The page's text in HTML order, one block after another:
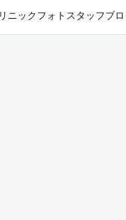
ニックフォト スタッフブ